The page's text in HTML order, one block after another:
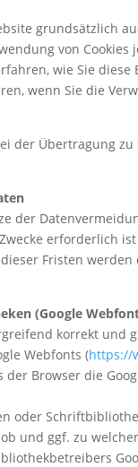
grundsätzlich
von
wie Sie
wenn Sie die
der Übertragung
der
erforderlich
Fristen
(Google
korrekt und
Webfonts (https://
der Browser die
oder
und ggf. zu